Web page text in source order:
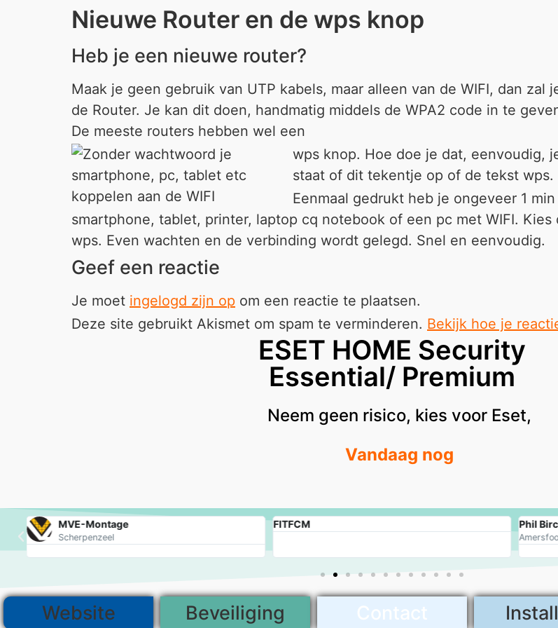
Nieuwe Router en de wps knop
Heb je een nieuwe router?
Maak je geen gebruik van UTP kabels, maar alleen van de WIFI, dan
de Router. Je kan dit doen, handmatig middels de WPA2 code in te
De meeste routers hebben wel een
wps knop. Hoe doe je dat, eenvoudig,
staat of dit tekentje op of de tekst wps.
Eenmaal gedrukt heb je ongeveer 1
smartphone, tablet, printer, laptop cq notebook of een pc met WIFI.
wps. Even wachten en de verbinding wordt gelegd. Snel en eenvoudig.
Geef een reactie
Je moet ingelogd zijn op om een reactie te plaatsen.
Deze site gebruikt Akismet om spam te verminderen. Bekijk hoe je
ESET HOME Security
Essential/ Premium
Neem geen risico, kies voor Eset,
Vandaag nog
MVE-Montage
Scherpenzeel
FITFCM Phil
Website Beveiliging Contact